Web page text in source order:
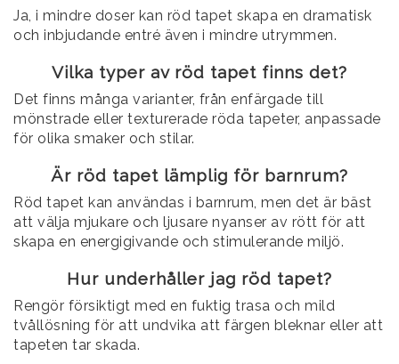
Ja, i mindre doser kan röd tapet skapa en dramatisk
och inbjudande entré även i mindre utrymmen.
Vilka typer av röd tapet finns det?
Det finns många varianter, från enfärgade till
mönstrade eller texturerade röda tapeter, anpassade
för olika smaker och stilar.
Är röd tapet lämplig för barnrum?
Röd tapet kan användas i barnrum, men det är bäst
att välja mjukare och ljusare nyanser av rött för att
skapa en energigivande och stimulerande miljö.
Hur underhåller jag röd tapet?
Rengör försiktigt med en fuktig trasa och mild
tvållösning för att undvika att färgen bleknar eller att
tapeten tar skada.